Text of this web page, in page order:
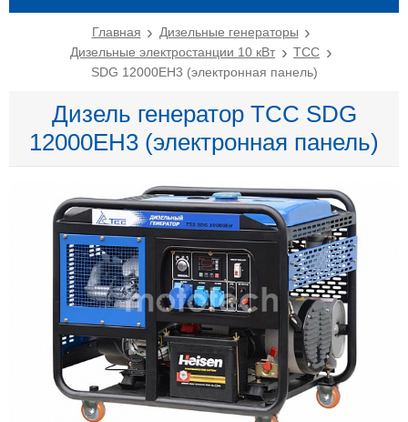
Главная
Дизельные генераторы
Дизельные электростанции 10 кВт
ТСС
SDG 12000EH3 (электронная панель)
Дизель генератор ТСС SDG
12000EH3 (электронная панель)